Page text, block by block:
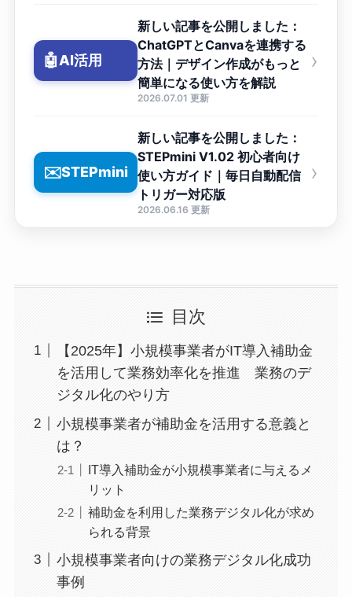
🤖AI活用
新しい記事を公開しました：
ChatGPTとCanvaを連携する
方法｜デザイン作成がもっと
簡単になる使い方を解説
2026.07.01 更新
›
✉️STEPmini
新しい記事を公開しました：
STEPmini V1.02 初心者向け
使い方ガイド｜毎日自動配信
トリガー対応版
2026.06.16 更新
›
目次
【2025年】小規模事業者がIT導入補助金
を活用して業務効率化を推進 業務のデ
ジタル化のやり方
小規模事業者が補助金を活用する意義と
は？
IT導入補助金が小規模事業者に与えるメ
リット
補助金を利用した業務デジタル化が求め
られる背景
小規模事業者向けの業務デジタル化成功
事例